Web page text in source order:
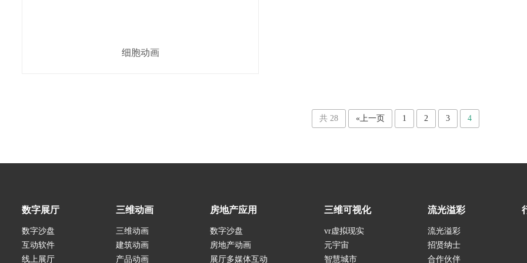
细胞动画
共 28 «上一页 1 2 3 4
数字展厅
数字沙盘
互动软件
线上展厅
三维动画
三维动画
建筑动画
产品动画
房地产应用
数字沙盘
房地产动画
展厅多媒体互动
三维可视化
vr虚拟现实
元宇宙
智慧城市
流光溢彩
流光溢彩
招贤纳士
合作伙伴